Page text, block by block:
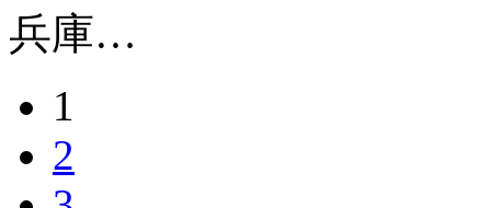
兵庫…
1
2